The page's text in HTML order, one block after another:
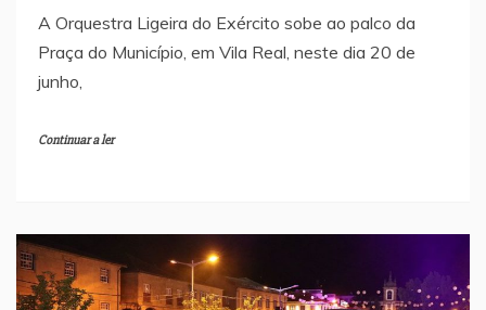
A Orquestra Ligeira do Exército sobe ao palco da
Praça do Município, em Vila Real, neste dia 20 de
junho,
Continuar a ler